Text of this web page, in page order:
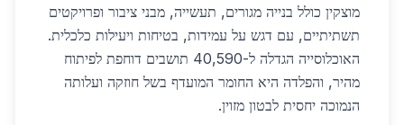
מוצקין כולל בנייה מגורים, תעשייה, מבני ציבור ופרויקטים
תשתיתיים, עם דגש על עמידות, בטיחות ויעילות כלכלית.
האוכלוסייה הגדלה ל-40,590 תושבים דוחפת לפיתוח
מהיר, והפלדה היא החומר המועדף בשל חוזקה ועלותה
הנמוכה יחסית לבטון מזוין.